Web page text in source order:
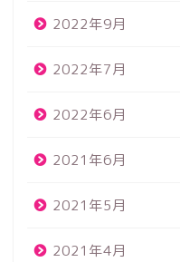
2022年9月
2022年7月
2022年6月
2021年6月
2021年5月
2021年4月